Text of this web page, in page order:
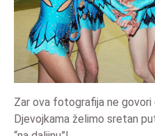
Zar ova fotografija ne govori
Djevojkama želimo sretan